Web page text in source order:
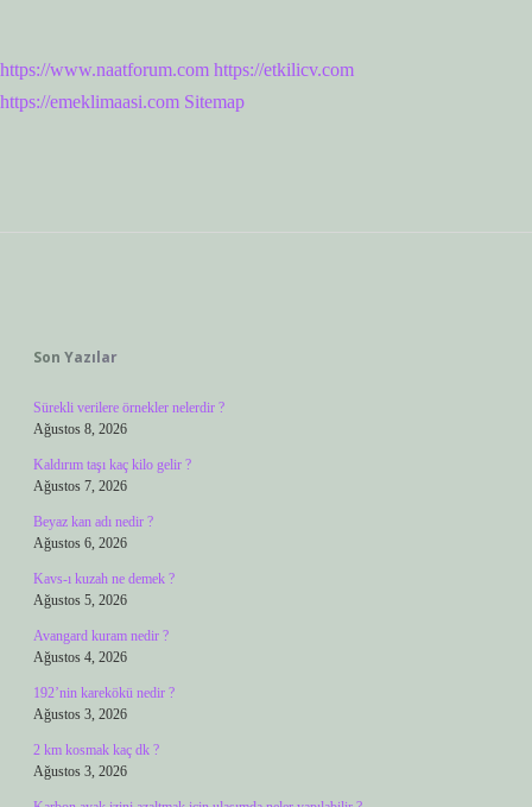
https://www.naatforum.com https://etkilicv.com
https://emeklimaasi.com Sitemap
Son Yazılar
Sürekli verilere örnekler nelerdir ?
Ağustos 8, 2026
Kaldırım taşı kaç kilo gelir ?
Ağustos 7, 2026
Beyaz kan adı nedir ?
Ağustos 6, 2026
Kavs-ı kuzah ne demek ?
Ağustos 5, 2026
Avangard kuram nedir ?
Ağustos 4, 2026
192’nin karekökü nedir ?
Ağustos 3, 2026
2 km kosmak kaç dk ?
Ağustos 3, 2026